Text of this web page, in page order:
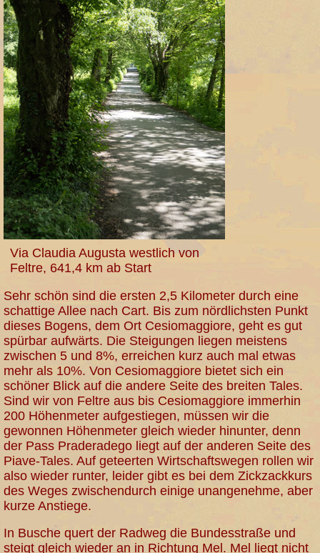
Via Claudia Augusta westlich von
Feltre, 641,4 km ab Start
Sehr schön sind die ersten 2,5 Kilometer durch eine
schattige Allee nach Cart. Bis zum nördlichsten Punkt
dieses Bogens, dem Ort Cesiomaggiore, geht es gut
spürbar aufwärts. Die Steigungen liegen meistens
zwischen 5 und 8%, erreichen kurz auch mal etwas
mehr als 10%. Von Cesiomaggiore bietet sich ein
schöner Blick auf die andere Seite des breiten Tales.
Sind wir von Feltre aus bis Cesiomaggiore immerhin
200 Höhenmeter aufgestiegen, müssen wir die
gewonnen Höhenmeter gleich wieder hinunter, denn
der Pass Praderadego liegt auf der anderen Seite des
Piave-Tales. Auf geteerten Wirtschaftswegen rollen wir
also wieder runter, leider gibt es bei dem Zickzackkurs
des Weges zwischendurch einige unangenehme, aber
kurze Anstiege.
In Busche quert der Radweg die Bundesstraße und
steigt gleich wieder an in Richtung Mel. Mel liegt nicht